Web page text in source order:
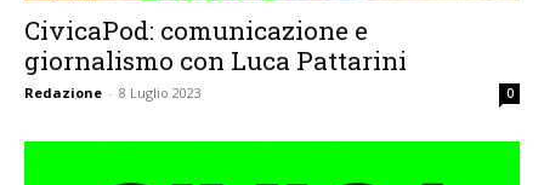
CivicaPod: comunicazione e
giornalismo con Luca Pattarini
Redazione - 8 Luglio 2023 0